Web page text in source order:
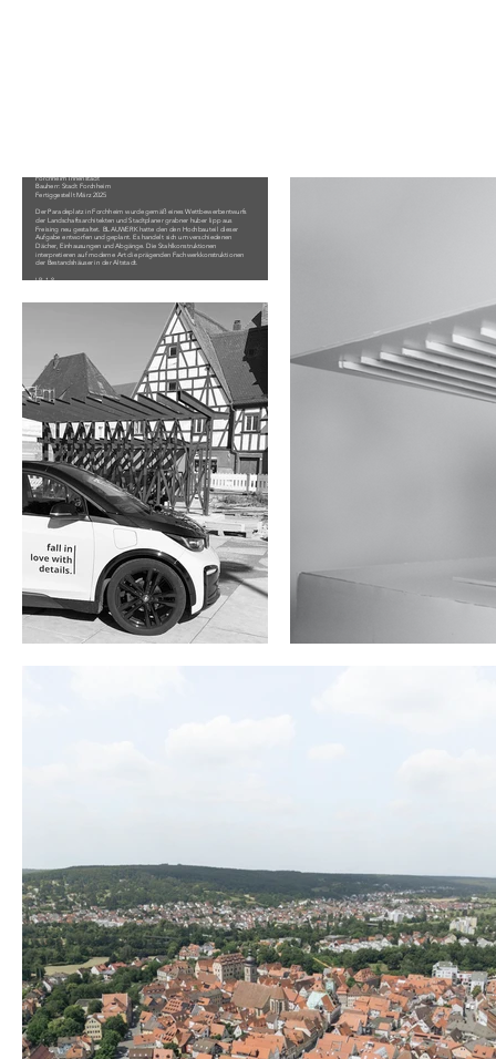
Forchheim Innenstadt
Bauherr: Stadt Forchheim
Fertiggestellt März 2025
Der Paradeplatz in Forchheim wurde gemäß eines Wettbewerbentwurfs
der Landschaftsarchitekten und Stadtplaner grabner huber lipp aus
Freising neu gestaltet. BLAUWERK hatte den den Hochbauteil dieser
Aufgabe entworfen und geplant. Es handelt sich um verschiedenen
Dächer, Einhausungen und Abgänge. Die Stahlkonstruktionen
interpretieren auf moderne Art die prägenden Fachwerkkonstruktionen
der Bestandshäuser in der Altstadt.
LP 1-8